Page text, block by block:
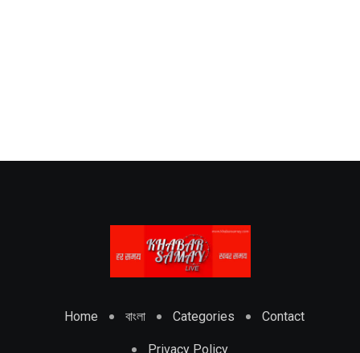
Home বাংলা Categories Contact
Privacy Policy